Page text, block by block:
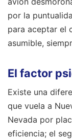
por la
para aceptar el
asumible,
El factor
Existe una
que vuela a
Nevada por
eficiencia; el